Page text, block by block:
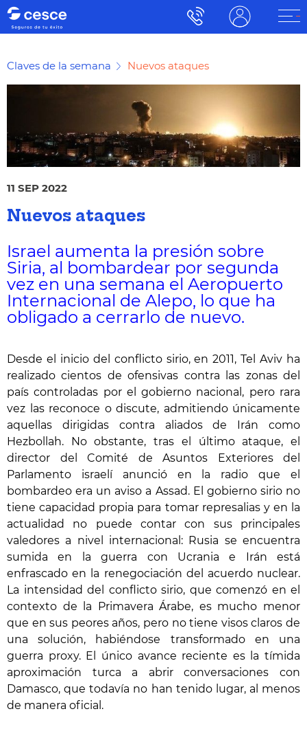
Claves de la semana Nuevos ataques
11 SEP 2022
Nuevos ataques
Israel aumenta la presión sobre
Siria, al bombardear por segunda
vez en una semana el Aeropuerto
Internacional de Alepo, lo que ha
obligado a cerrarlo de nuevo.
Desde el inicio del conflicto sirio, en 2011, Tel Aviv ha
realizado cientos de ofensivas contra las zonas del
país controladas por el gobierno nacional, pero rara
vez las reconoce o discute, admitiendo únicamente
aquellas dirigidas contra aliados de Irán como
Hezbollah. No obstante, tras el último ataque, el
director del Comité de Asuntos Exteriores del
Parlamento israelí anunció en la radio que el
bombardeo era un aviso a Assad. El gobierno sirio no
tiene capacidad propia para tomar represalias y en la
actualidad no puede contar con sus principales
valedores a nivel internacional: Rusia se encuentra
sumida en la guerra con Ucrania e Irán está
enfrascado en la renegociación del acuerdo nuclear.
La intensidad del conflicto sirio, que comenzó en el
contexto de la Primavera Árabe, es mucho menor
que en sus peores años, pero no tiene visos claros de
una solución, habiéndose transformado en una
guerra proxy. El único avance reciente es la tímida
aproximación turca a abrir conversaciones con
Damasco, que todavía no han tenido lugar, al menos
de manera oficial.